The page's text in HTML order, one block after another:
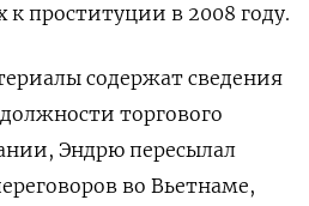
проституции ⁠в 2008 году.
содержат сведения
торгового
Эндрю пересылал
во Вьетнаме,